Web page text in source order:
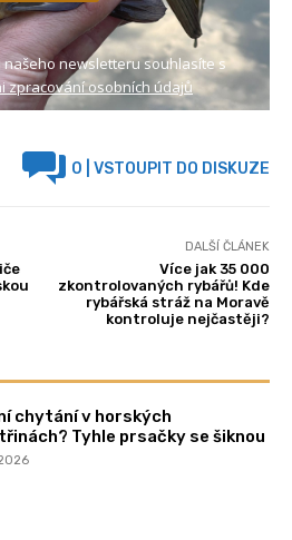
našeho newsletteru souhlasíte s
zpracování osobních údajů
0 | VSTOUPIT DO DISKUZE
DALŠÍ ČLÁNEK
Více jak 35 000
zkontrolovaných rybářů! Kde
rybářská stráž na Moravě
kontroluje nejčastěji?
chytání v horských
Tyhle prsačky se šiknou